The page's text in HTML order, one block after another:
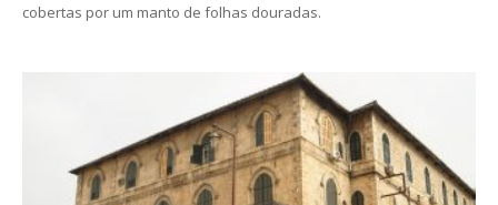
cobertas por um manto de folhas douradas.